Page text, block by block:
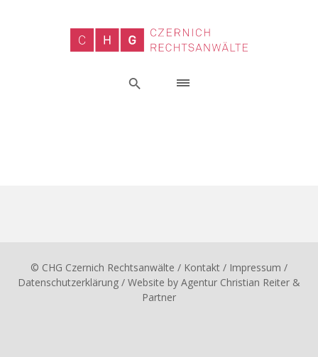
© CHG Czernich Rechtsanwälte / Kontakt / Impressum /
Datenschutzerklärung / Website by Agentur Christian Reiter &
Partner